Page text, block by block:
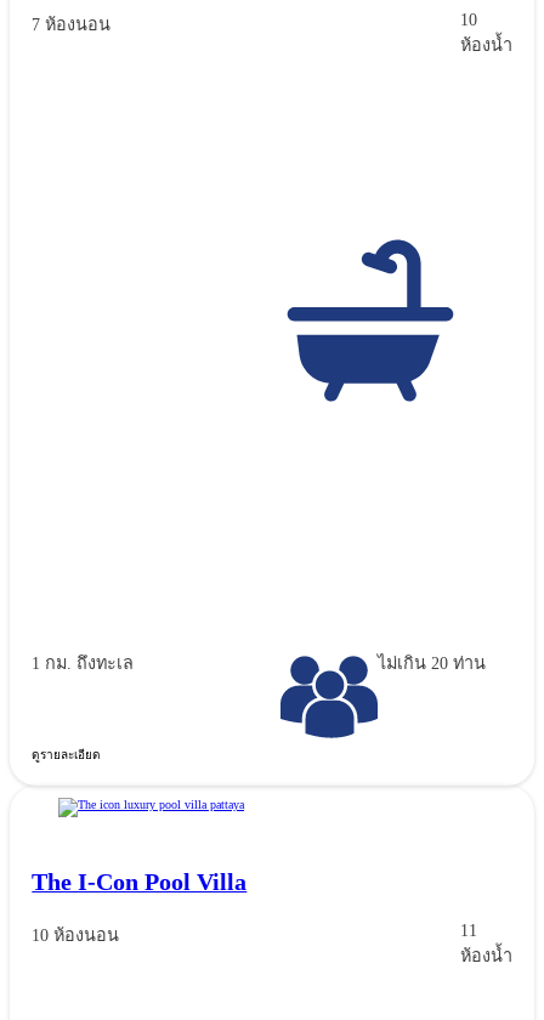
7 ห้องนอน
10
ห้องน้ำ
1 กม. ถึงทะเล ไม่เกิน 20 ท่าน
ดูรายละเอียด
The I-Con Pool Villa
10 ห้องนอน
11
ห้องน้ำ